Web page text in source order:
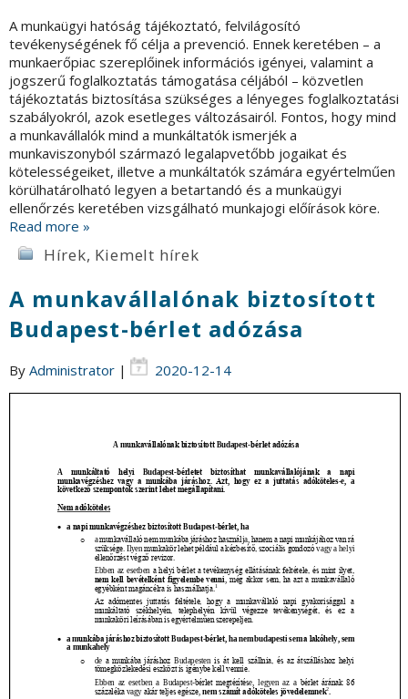
A munkaügyi hatóság tájékoztató, felvilágosító
tevékenységének fő célja a prevenció. Ennek keretében – a
munkaerőpiac szereplőinek információs igényei, valamint a
jogszerű foglalkoztatás támogatása céljából – közvetlen
tájékoztatás biztosítása szükséges a lényeges foglalkoztatási
szabályokról, azok esetleges változásairól. Fontos, hogy mind
a munkavállalók mind a munkáltatók ismerjék a
munkaviszonyból származó legalapvetőbb jogaikat és
kötelességeiket, illetve a munkáltatók számára egyértelműen
körülhatárolható legyen a betartandó és a munkaügyi
ellenőrzés keretében vizsgálható munkajogi előírások köre.
Read more »
Hírek, Kiemelt hírek
A munkavállalónak biztosított
Budapest-bérlet adózása
By Administrator | 2020-12-14